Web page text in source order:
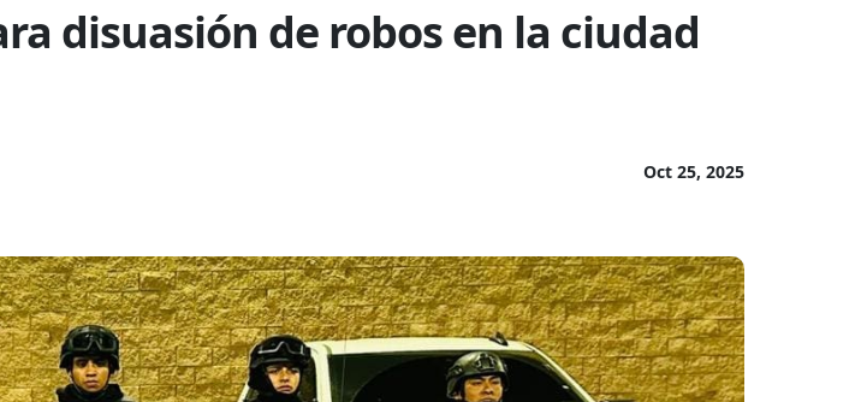
disuasión de robos en la ciudad
Oct 25, 2025